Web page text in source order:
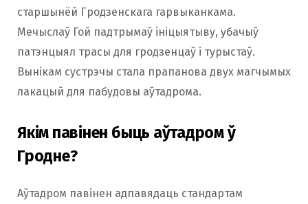
старшынёй Гродзенскага гарвыканкама.
Мечыслаў Гой падтрымаў ініцыятыву, убачыў
патэнцыял трасы для гродзенцаў і турыстаў.
Вынікам сустрэчы стала прапанова двух магчымых
лакацый для пабудовы аўтадрома.
Якім павінен быць аўтадром ў
Гродне?
Аўтадром павінен адпавядаць стандартам